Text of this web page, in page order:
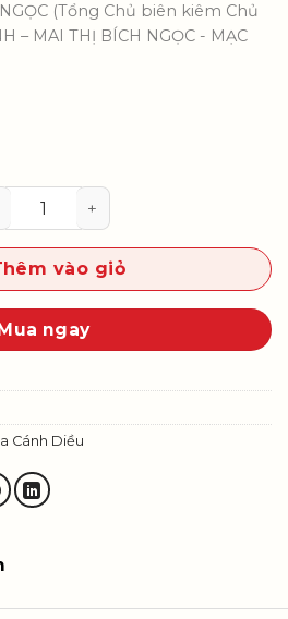
(Tổng Chủ biên kiêm Chủ
– MAI THỊ BÍCH NGỌC - MẠC
dục thể chất 12 (Đá cầu) số
vào giỏ
ngay
Cánh Diều